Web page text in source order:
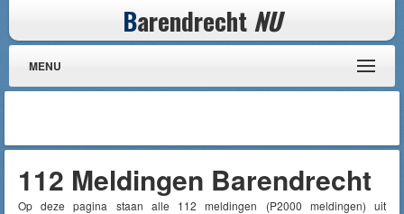
Barendrecht NU
MENU
112 Meldingen Barendrecht
Op deze pagina staan alle 112 meldingen (P2000 meldingen) uit